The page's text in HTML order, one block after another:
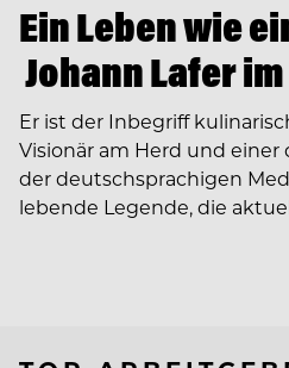
Ein Leben wie
Johann Lafer
Er ist der Inbegriff
Visionär am Herd und
der deutschsprachigen
lebende Legende, die